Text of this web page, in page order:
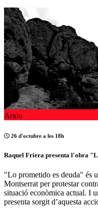
Arxiu
26 d'octubre a les 18h
Raquel Friera presenta l'obra
"Lo prometido es deuda" és
Montserrat per protestar
situació econòmica actual. I
presenta sorgit d’aquesta